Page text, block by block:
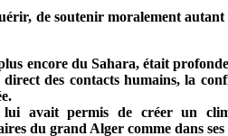
de soutenir moralement
encore du Sahara, était
des contacts humains, la
avait permis de créer un
du grand Alger comme dans